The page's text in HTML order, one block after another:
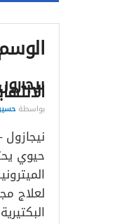
بواسطة
حيوي
لعلاج